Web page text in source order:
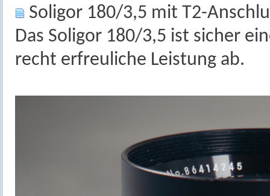
Soligor 180/3,5 mit T2-
Das Soligor 180/3,5 ist sicher
recht erfreuliche Leistung ab.